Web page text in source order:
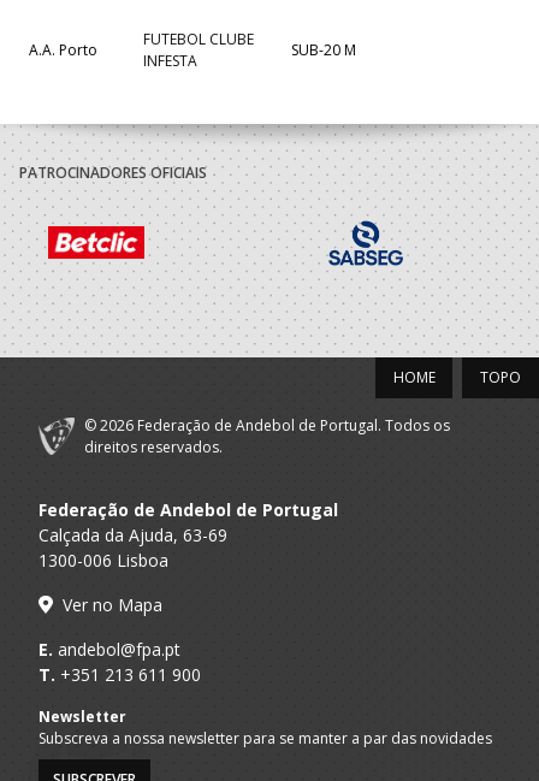
A.A. Porto
FUTEBOL CLUBE
INFESTA
SUB-20 M
A.A. Porto
Futebol Clube
Porto
SUB-20 M
2021/22
A.A. Porto
Futebol Clube
Porto
SUB-18 M / Seniores M
Futebol Clube
SUB-18 M / SUB-20 M
F.A.P.
Selecções
Nacionais
2020/21
Porto A
Praia
A.A. Porto
Porto
A.A. Porto
2019/20
PATROCINADORES OFICIAIS
TOPO
HOME
© 2026 Federação de Andebol de Portugal. Todos os
direitos reservados.
Federação de Andebol de Portugal
Calçada da Ajuda, 63-69
1300-006 Lisboa
Ver no Mapa
E. andebol@fpa.pt
T. +351 213 611 900
Newsletter
Subscreva a nossa newsletter para se manter a par das novidades